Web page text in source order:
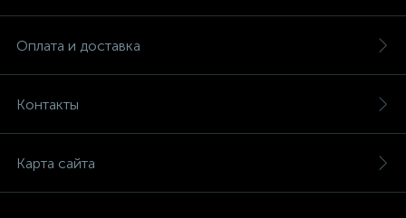
Оплата и доставка
Контакты
Карта сайта